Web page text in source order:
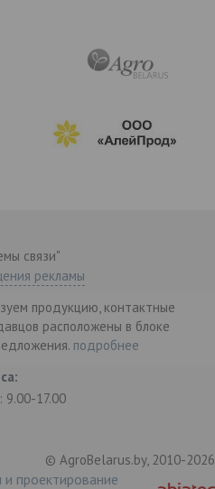
связи"
рекламы
продукцию, контактные
расположены в блоке
подробнее
9.00-17.00
© AgroBelarus.by, 2010-2026
и проектирование